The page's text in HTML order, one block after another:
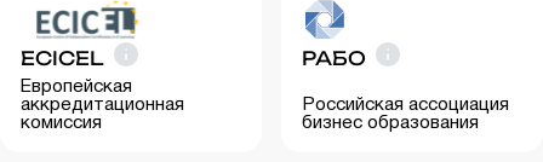
ECICEL
Европейская
аккредитационная
комиссия
РАБО
Российская ассоциация
бизнес образования